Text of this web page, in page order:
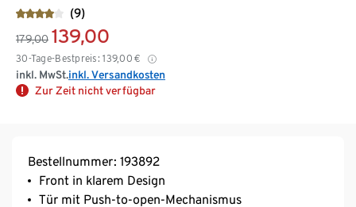
(9)
179,00 139,00
30-Tage-Bestpreis: 139,00 €
inkl. MwSt.inkl. Versandkosten
Zur Zeit nicht verfügbar
Bestellnummer: 193892
Front in klarem Design
Tür mit Push-to-open-Mechanismus